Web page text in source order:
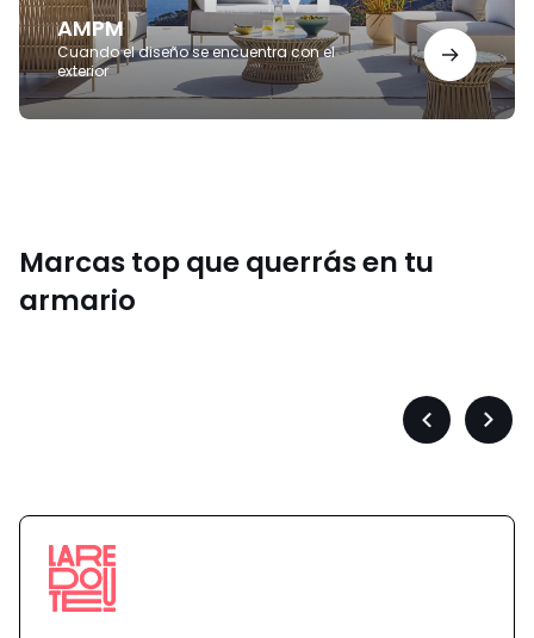
AMPM
Cuando el diseño se encuentra con el
exterior
Marcas top que querrás en tu
armario
Précédent